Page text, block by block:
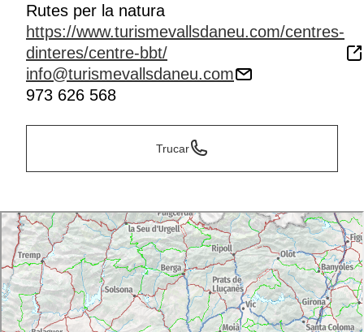
Rutes per la natura
https://www.turismevallsdaneu.com/centres-
dinteres/centre-bbt/
info@turismevallsdaneu.com
973 626 568
Trucar